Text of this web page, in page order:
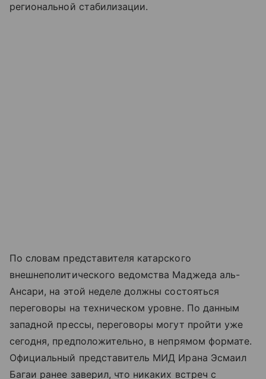
региональной стабилизации.
По словам представителя катарского
внешнеполитического ведомства Маджеда аль-
Ансари, на этой неделе должны состояться
переговоры на техническом уровне. По данным
западной прессы, переговоры могут пройти уже
сегодня, предположительно, в непрямом формате.
Официальный представитель МИД Ирана Эсмаил
Багаи ранее заверил, что никаких встреч с